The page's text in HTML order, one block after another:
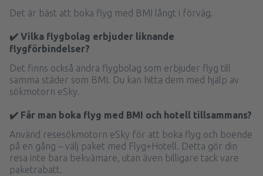
Det är bäst att boka flyg med BMI långt i förväg.
✔️ Vilka flygbolag erbjuder liknande
flygförbindelser?
Det finns också andra flygbolag som erbjuder flyg till
samma städer som BMI. Du kan hitta dem med hjälp av
sökmotorn eSky.
✔️ Får man boka flyg med BMI och hotell tillsammans?
Använd resesökmotorn eSky för att boka flyg och boende
på en gång – välj paket med Flyg+Hotell. Detta gör din
resa inte bara bekvämare, utan även billigare tack vare
paketrabatt.